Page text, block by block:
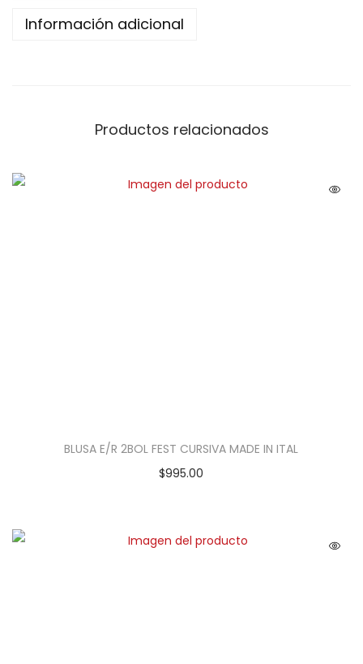
Información adicional
Productos relacionados
BLUSA E/R 2BOL FEST CURSIVA MADE IN ITAL
$995.00